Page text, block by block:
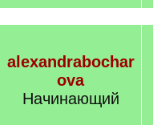
alexandrabochar
ova
Начинающий